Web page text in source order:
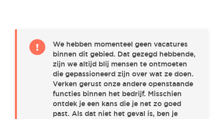
PROJECT MANAGEMENT(0)
(0)
!
We hebben momenteel geen vacatures
binnen dit gebied. Dat gezegd hebbende,
zijn we altijd blij mensen te ontmoeten
die gepassioneerd zijn over wat ze doen.
Verken gerust onze andere openstaande
functies binnen het bedrijf. Misschien
ontdek je een kans die je net zo goed
past. Als dat niet het geval is, ben je